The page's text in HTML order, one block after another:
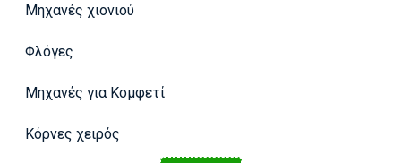
Μηχανές χιονιού
Φλόγες
Μηχανές για Κομφετί
Κόρνες χειρός